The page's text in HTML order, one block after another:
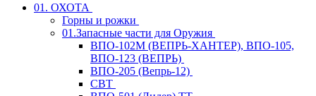
01. ОХОТА
Горны и рожки
01.Запасные части для Оружия
ВПО-102М (ВЕПРЬ-ХАНТЕР), ВПО-105,
ВПО-123 (ВЕПРЬ)
ВПО-205 (Вепрь-12)
СВТ